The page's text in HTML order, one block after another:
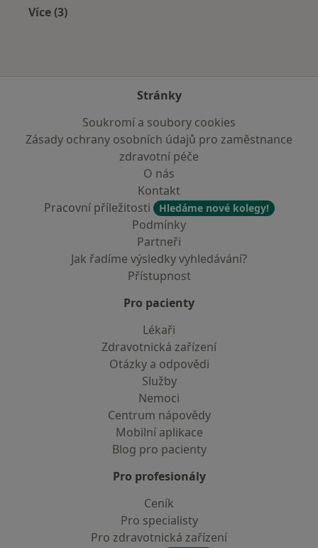
Více (3)
Stránky
Soukromí a soubory cookies
Zásady ochrany osobních údajů pro zaměstnance
zdravotní péče
O nás
Kontakt
Pracovní příležitosti
Hledáme nové kolegy!
Podmínky
Partneři
Jak řadíme výsledky vyhledávání?
Přístupnost
Pro pacienty
Lékaři
Zdravotnická zařízení
Otázky a odpovědi
Služby
Nemoci
Centrum nápovědy
Mobilní aplikace
Blog pro pacienty
Pro profesionály
Ceník
Pro specialisty
Pro zdravotnická zařízení